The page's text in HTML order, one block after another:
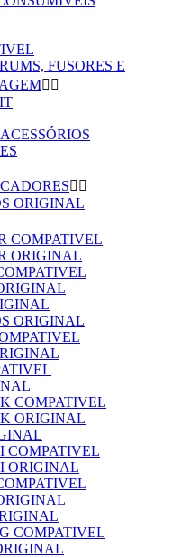
FUSORES E
 
 
ORIGINAL
COMPATIVEL
ORIGINAL
ORIGINAL
COMPATIVEL
ORIGINAL
COMPATIVEL
ORIGINAL
COMPATIVEL